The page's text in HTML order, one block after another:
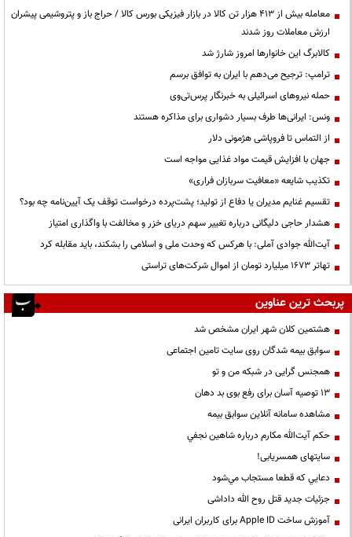
معامله بیش از ۴۱۳ هزار تن کالا در بازار فیزیکی بورس کالا / حراج باز و پتروشیمی پیشران
ارزش معاملات روز شدند
کالابرگ این خانوارها امروز شارژ شد
ترامپ: ترجیح می‌دهم با ایران به توافق برسم
حمله نیروهای اسرائیلی به خبرنگار پرس‌تی‌وی
ونس: ایرانی‌ها طرف بسیار دشواری برای مذاکره هستند
از التماس تا فروپاشی هژمونی دلار
جهان با افزایش قیمت مواد غذایی مواجه است
تکذیب شایعه «معافیت سربازان فراری»
تقسیم غنایم مدیران یا دفاع از تولید؛ پشت‌پرده درخواست توقف یک آیین‌نامه چه بود؟
هشدار حاجی دلیگانی درباره تغییر سهم دریای خزر و مخالفت با واگذاری امتیاز
آیت‌الله جوادی آملی: با هرکس که وحدت ملی و اسلامی را بشکند، باید مقابله کرد
تهاتر ۱۶۷۳ میلیارد تومان از اموال شرکت‌های تراستی
پربحث ترین عناوین
هشتمین کلان شهر ایران مشخص شد
سوابق بیمه شدگان روی سایت تامین اجتماعی
همجنس گرایی در شبکه من و تو
13 توصیه آسان برای رفع بوی بد دهان
مشاهده سامانه آنلاين سوابق بیمه
حكم آيت‌الله مكارم درباره شاهين نجفي
سایتهای همسریابی!
دعايي كه قطعا مستجاب مي‌شود
جزئیات جدید قتل روح الله داداشی
آموزش ساخت Apple ID برای کاربران ایرانی